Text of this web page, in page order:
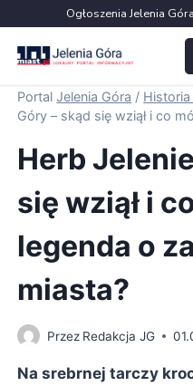
do
treści
Ogłoszenia Jelenia Góra
PortalJelenia Góra /
Góry – skąd się wziął i co
Herb
się wziął i
legenda o
miasta?
Przez Redakcja JG
Na srebrnej tarczy